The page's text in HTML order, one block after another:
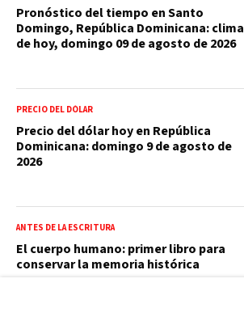
Pronóstico del tiempo en Santo
Domingo, República Dominicana: clima
de hoy, domingo 09 de agosto de 2026
PRECIO DEL DÓLAR
Precio del dólar hoy en República
Dominicana: domingo 9 de agosto de
2026
ANTES DE LA ESCRITURA
El cuerpo humano: primer libro para
conservar la memoria histórica